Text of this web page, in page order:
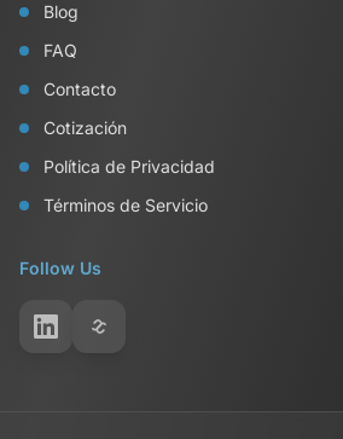
Blog
FAQ
Contacto
Cotización
Política de Privacidad
Términos de Servicio
Follow Us